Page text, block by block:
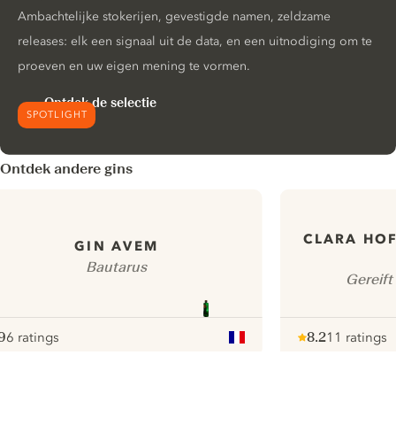
SPOTLIGHT
Ambachtelijke stokerijen, gevestigde namen, zeldzame
releases: elk een signaal uit de data, en een uitnodiging om te
proeven en uw eigen mening te vormen.
Ontdek de selectie
Ontdek andere gins
GIN AVEM
Bautarus
6 ratings
CLARA
Gereift
8.211 ratings